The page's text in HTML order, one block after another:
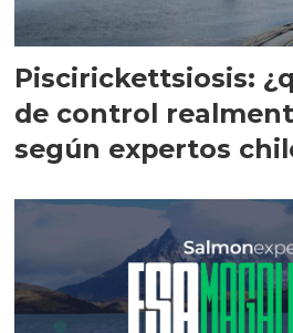
Piscirickettsiosis:
de control
según expertos